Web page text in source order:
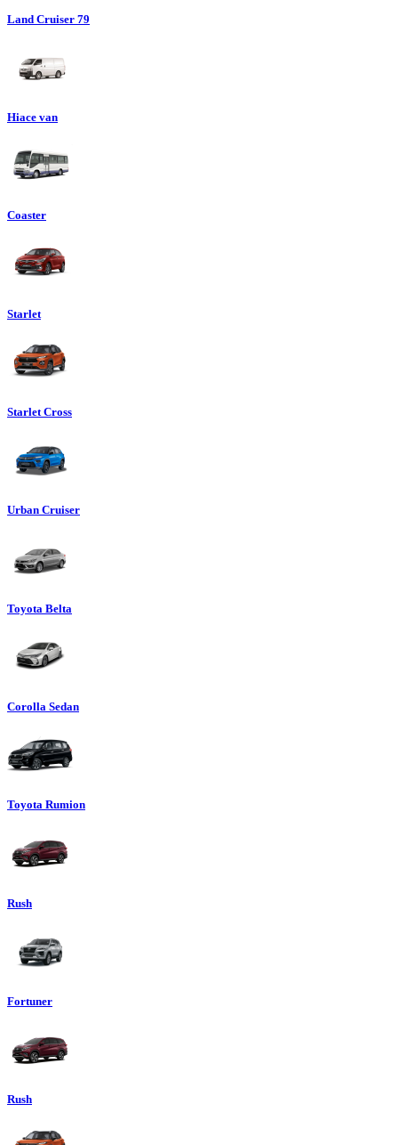
Land Cruiser 79
Hiace van
Coaster
Starlet
Starlet Cross
Urban Cruiser
Toyota Belta
Corolla Sedan
Toyota Rumion
Rush
Fortuner
Rush